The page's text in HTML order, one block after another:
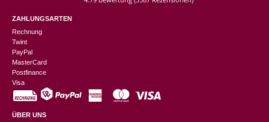
ZAHLUNGSARTEN
Rechnung
Twint
PayPal
MasterCard
Postfinance
Visa
ÜBER UNS